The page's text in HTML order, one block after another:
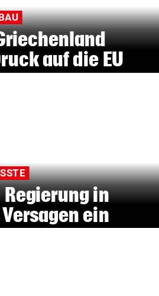
auf die EU
in
ein